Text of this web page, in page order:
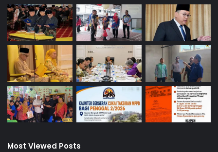
Most Viewed Posts